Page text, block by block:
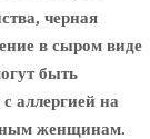
черная
в сыром виде
быть
аллергией на
женщинам.